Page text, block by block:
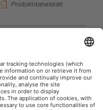
Produktdatenblatt
GPRS_Sicherheitssymbole